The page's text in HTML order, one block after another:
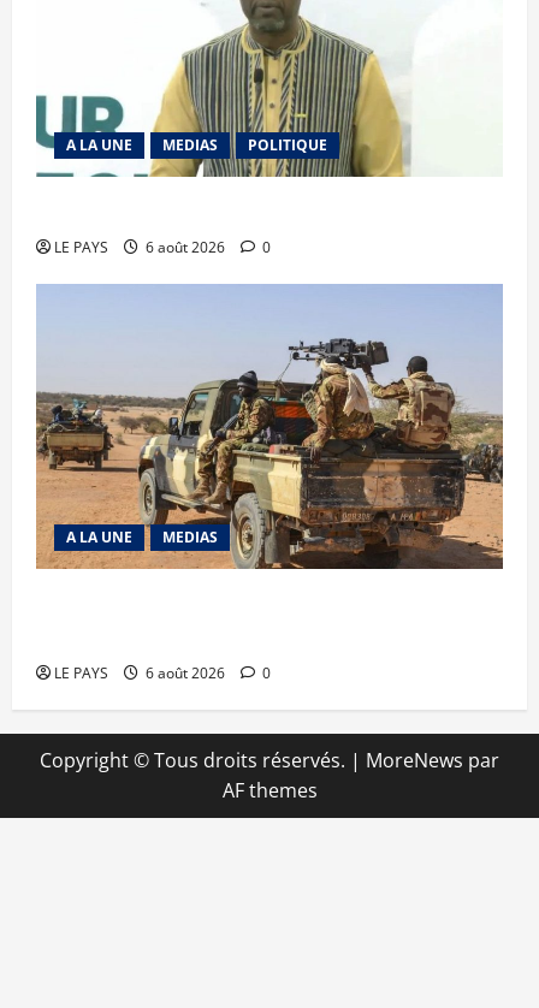
A LA UNE MEDIAS POLITIQUE
LE PAYS 6 août 2026 0
A LA UNE MEDIAS
LE PAYS 6 août 2026 0
Copyright © Tous droits réservés. | MoreNews par
AF themes